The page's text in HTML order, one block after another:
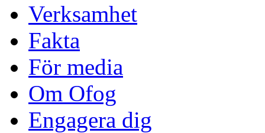
Verksamhet
Fakta
För media
Om Ofog
Engagera dig